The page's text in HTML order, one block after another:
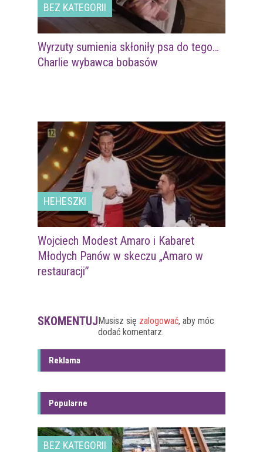
BEZ KATEGORII
Wyrzuty sumienia skłoniły psa do tego…
Charlie wybawca bobasów
HEHESZKI
Wojciech Modest Amaro i Kabaret
Młodych Panów w skeczu „Amaro w
restauracji”
SKOMENTUJMusisz się zalogować, aby móc
dodać komentarz.
Reklama
Popularne
BEZ KATEGORII